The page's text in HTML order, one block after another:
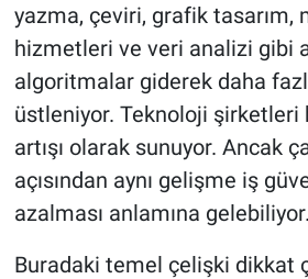
yazma, çeviri, grafik tasarım,
hizmetleri ve veri analizi gibi
algoritmalar giderek daha
üstleniyor. Teknoloji
artışı olarak sunuyor. Ancak
açısından aynı gelişme iş
azalması anlamına gelebiliyor.
Buradaki temel çelişki dikkat